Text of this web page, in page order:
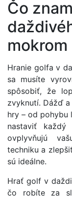
Čo
Hranie golfa v
sa musíte
spôsobiť, že
zvyknutí. Dážď
hry – od
nastaviť
ovplyvňujú
techniku a
sú ideálne.
Hrať golf v
čo robíte za